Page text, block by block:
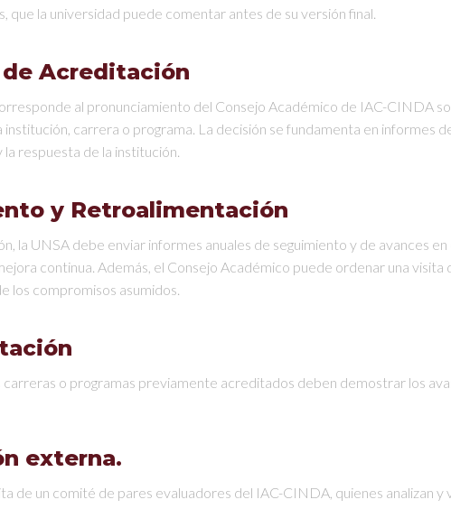
que la universidad puede comentar antes de su versión final.
Acreditación
al pronunciamiento del Consejo Académico de IAC-CINDA
carrera o programa. La decisión se fundamenta en informes
la respuesta de la institución.
y Retroalimentación
la UNSA debe enviar informes anuales de seguimiento y de avances
continua. Además, el Consejo Académico puede ordenar una
los compromisos asumidos.
carreras o programas previamente acreditados deben demostrar los
externa.
de un comité de pares evaluadores del IAC-CINDA, quienes analizan